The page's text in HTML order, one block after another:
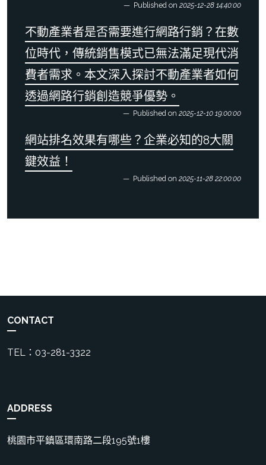
Published on 2025-12-28 14:40:00
不動產業者是否需要進行網路行銷？在數
位時代，傳統銷售模式已無法滿足現代消
費者需求。本文深入探討不動產業者如何
透過網路行銷創造競爭優勢。
Published on 2025-12-10 19:00:00
網站排名效果有哪些？企業必知的8大關
鍵效益！
Published on 2025-11-28 22:00:00
CONTACT
TEL：03-281-3322
ADDRESS
桃園市平鎮區環南路二段195號1樓